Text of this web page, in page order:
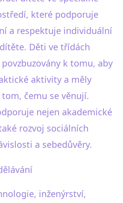
které podporuje
a respektuje individuální
Děti ve třídách
k tomu, aby
aktivity a měly
čemu se věnují.
nejen akademické
rozvoj sociálních
a sebedůvěry.
inženýrství,